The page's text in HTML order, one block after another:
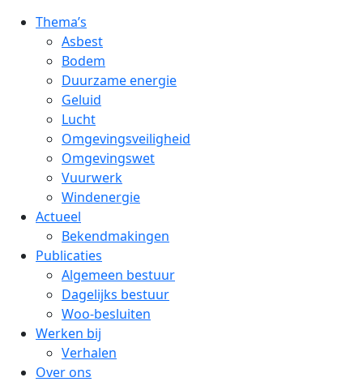
Thema’s
Asbest
Bodem
Duurzame energie
Geluid
Lucht
Omgevingsveiligheid
Omgevingswet
Vuurwerk
Windenergie
Actueel
Bekendmakingen
Publicaties
Algemeen bestuur
Dagelijks bestuur
Woo-besluiten
Werken bij
Verhalen
Over ons